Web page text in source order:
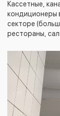
Кассетные,
кондиционеры
секторе
рестораны,